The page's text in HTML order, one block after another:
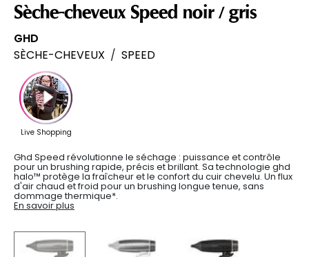
Sèche-cheveux Speed noir / gris
GHD
SÈCHE-CHEVEUX / SPEED
Ghd Speed révolutionne le séchage : puissance et contrôle
pour un brushing rapide, précis et brillant. Sa technologie ghd
halo™ protège la fraîcheur et le confort du cuir chevelu. Un flux
d'air chaud et froid pour un brushing longue tenue, sans
dommage thermique*.
En savoir plus